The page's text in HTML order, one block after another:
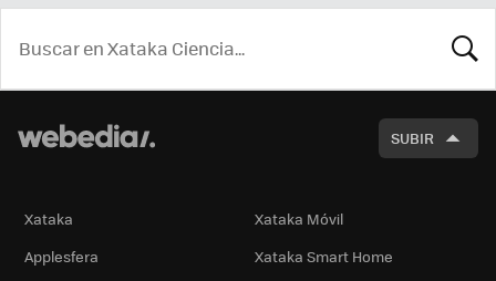
SUBIR
Xataka
Xataka Móvil
Applesfera
Xataka Smart Home